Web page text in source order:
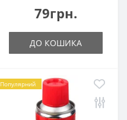
79грн.
ДО КОШИКА
Популярний